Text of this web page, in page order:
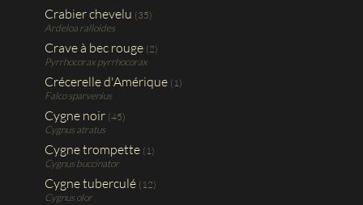
Crabier chevelu (35)
Ardeloa ralloides
Crave à bec rouge (2)
Pyrrhocorax pyrrhocorax
Crécerelle d'Amérique (1)
Falco sparvenius
Cygne noir (45)
Cygnus atratus
Cygne trompette (1)
Cygnus buccinator
Cygne tuberculé (12)
Cygnus olor